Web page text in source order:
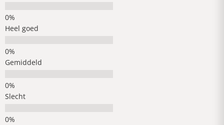
Heel goed
Gemiddeld
Slecht